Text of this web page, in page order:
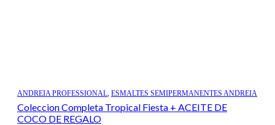
ANDREIA PROFESSIONAL, ESMALTES SEMIPERMANENTES ANDREIA
Coleccion Completa Tropical Fiesta + ACEITE DE
COCO DE REGALO